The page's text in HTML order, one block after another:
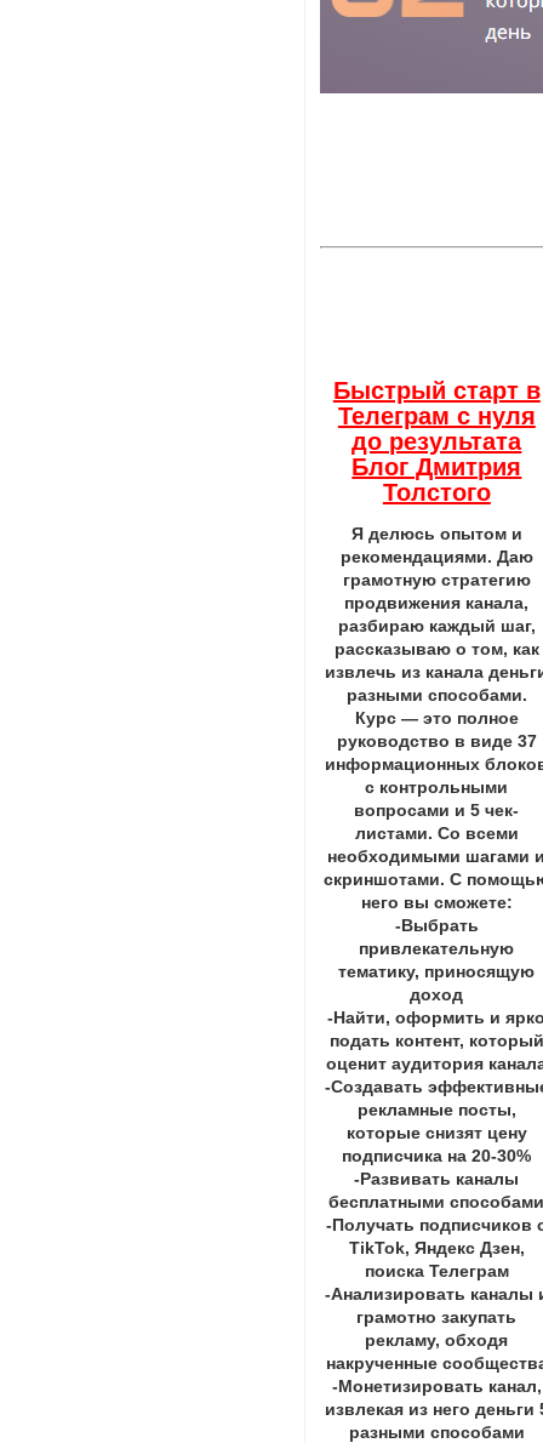
Быстрый старт в
Телеграм с нуля
до результата
Блог Дмитрия
Толстого
Я делюсь опытом и
рекомендациями. Даю
грамотную стратегию
продвижения канала,
разбираю каждый шаг,
рассказываю о том, как
извлечь из канала
разными способами.
Курс — это полное
руководство в виде 37
информационных
с контрольными
вопросами и 5 чек-
листами. Со всеми
необходимыми шагами
скриншотами. С
него вы сможете:
-Выбрать
привлекательную
тематику, приносящую
доход
-Найти, оформить и
подать контент, который
оценит аудитория
-Создавать
рекламные посты,
которые снизят цену
подписчика на 20-30%
-Развивать каналы
бесплатными
-Получать подписчиков
TikTok, Яндекс Дзен,
поиска Телеграм
-Анализировать каналы
грамотно закупать
рекламу, обходя
накрученные
-Монетизировать канал,
извлекая из него деньги
разными способами